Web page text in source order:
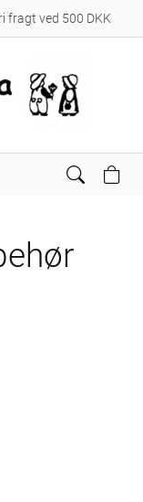
fragt ved 500 DKK